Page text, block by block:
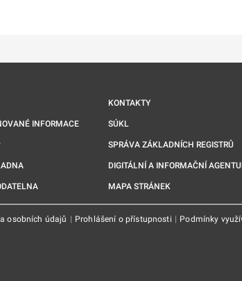
INFORMACE
KONTAKTY
SÚKL
SPRÁVA ZÁKLADNÍCH REGISTRŮ
DIGITÁLNÍ A INFORMAČNÍ
MAPA STRÁNEK
osobních údajů | Prohlášení o přístupnosti | Podmínky